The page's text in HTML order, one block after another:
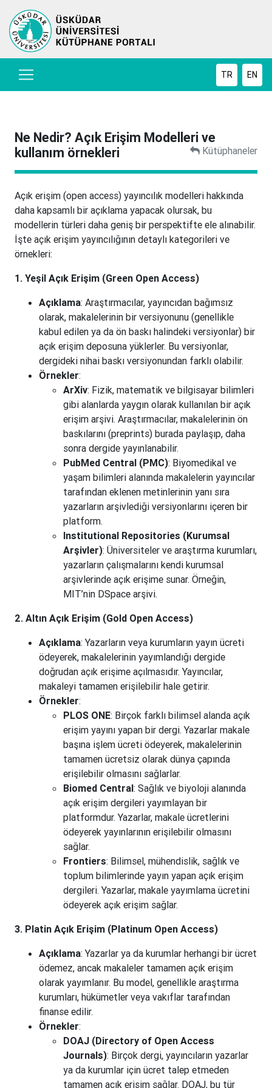
TR EN
Ne Nedir? Açık Erişim Modelleri ve
kullanım örnekleri
Kütüphaneler
Açık erişim (open access) yayıncılık modelleri hakkında
daha kapsamlı bir açıklama yapacak olursak, bu
modellerin türleri daha geniş bir perspektifte ele alınabilir.
İşte açık erişim yayıncılığının detaylı kategorileri ve
örnekleri:
1. Yeşil Açık Erişim (Green Open Access)
Açıklama: Araştırmacılar, yayıncıdan bağımsız
olarak, makalelerinin bir versiyonunu (genellikle
kabul edilen ya da ön baskı halindeki versiyonlar) bir
açık erişim deposuna yüklerler. Bu versiyonlar,
dergideki nihai baskı versiyonundan farklı olabilir.
Örnekler:
ArXiv: Fizik, matematik ve bilgisayar bilimleri
gibi alanlarda yaygın olarak kullanılan bir açık
erişim arşivi. Araştırmacılar, makalelerinin ön
baskılarını (preprints) burada paylaşıp, daha
sonra dergide yayınlanabilir.
PubMed Central (PMC): Biyomedikal ve
yaşam bilimleri alanında makalelerin yayıncılar
tarafından eklenen metinlerinin yanı sıra
yazarların arşivlediği versiyonlarını içeren bir
platform.
Institutional Repositories (Kurumsal
Arşivler): Üniversiteler ve araştırma kurumları,
yazarların çalışmalarını kendi kurumsal
arşivlerinde açık erişime sunar. Örneğin,
MIT’nin DSpace arşivi.
2. Altın Açık Erişim (Gold Open Access)
Açıklama: Yazarların veya kurumların yayın ücreti
ödeyerek, makalelerinin yayımlandığı dergide
doğrudan açık erişime açılmasıdır. Yayıncılar,
makaleyi tamamen erişilebilir hale getirir.
Örnekler:
PLOS ONE: Birçok farklı bilimsel alanda açık
erişim yayını yapan bir dergi. Yazarlar makale
başına işlem ücreti ödeyerek, makalelerinin
tamamen ücretsiz olarak dünya çapında
erişilebilir olmasını sağlarlar.
Biomed Central: Sağlık ve biyoloji alanında
açık erişim dergileri yayımlayan bir
platformdur. Yazarlar, makale ücretlerini
ödeyerek yayınlarının erişilebilir olmasını
sağlar.
Frontiers: Bilimsel, mühendislik, sağlık ve
toplum bilimlerinde yayın yapan açık erişim
dergileri. Yazarlar, makale yayımlama ücretini
ödeyerek açık erişim sağlar.
3. Platin Açık Erişim (Platinum Open Access)
Açıklama: Yazarlar ya da kurumlar herhangi bir ücret
ödemez, ancak makaleler tamamen açık erişim
olarak yayımlanır. Bu model, genellikle araştırma
kurumları, hükümetler veya vakıflar tarafından
finanse edilir.
Örnekler:
DOAJ (Directory of Open Access
Journals): Birçok dergi, yayıncıların yazarlar
ya da kurumlar için ücret talep etmeden
tamamen açık erişim sağlar. DOAJ, bu tür